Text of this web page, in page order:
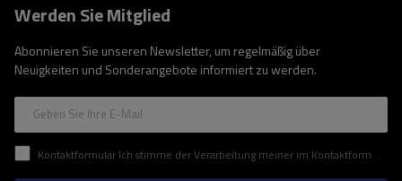
Werden Sie Mitglied
Abonnieren Sie unseren Newsletter, um regelmäßig über
Neuigkeiten und Sonderangebote informiert zu werden.
Geben Sie Ihre E-Mail
Kontaktformular Ich stimme der Verarbeitung meiner im Kontaktformular enthaltenen personenbezogenen Daten gemäß der Verordnung (EU) des Europäischen Parlaments und des Rates zu.